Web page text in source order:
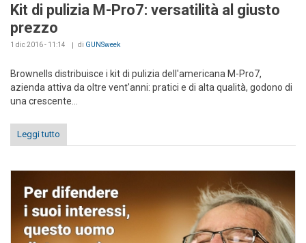
Kit di pulizia M-Pro7: versatilità al giusto
prezzo
1 dic 2016 - 11:14 di GUNSweek
Brownells distribuisce i kit di pulizia dell'americana M-Pro7,
azienda attiva da oltre vent'anni: pratici e di alta qualità, godono di
una crescente...
Leggi tutto